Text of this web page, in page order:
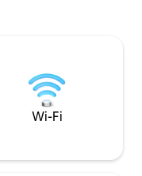
ერთადგილიანი
შეიძლება
საწოლად. Ან
თითოეულ
გადაკეთდეს 2
Wi-Fi